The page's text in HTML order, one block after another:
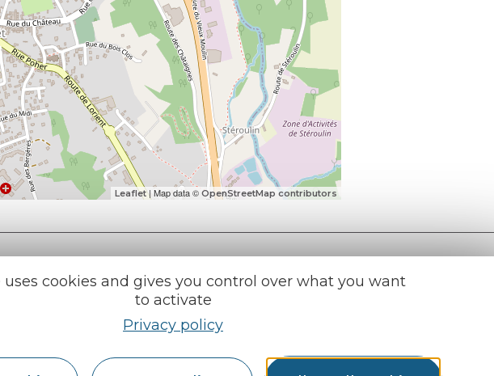
uses cookies and gives you control over what you want
to activate
Privacy policy
Leaflet| Map data © OpenStreetMap contributors
Find us on :